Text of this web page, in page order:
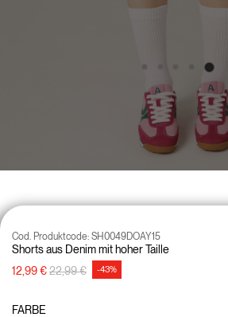
Shorts aus Denim mit hoher Taille
Cod. Produktcode: SH0049DOAY15
12,99 €Preisreduzierung von
22,99 €auf-43%
FARBE